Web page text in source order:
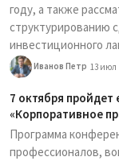
году, а также
структурированию
инвестиционного
Иванов Петр 13 июл
7 октября
«Корпоративное
Программа
профессионалов,